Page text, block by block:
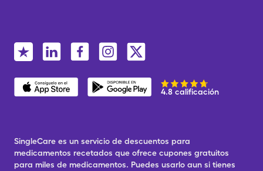
4.8 calificación
SingleCare es un servicio de descuentos para
medicamentos recetados que ofrece cupones gratuitos
para miles de medicamentos. Puedes usarlo aun si tienes